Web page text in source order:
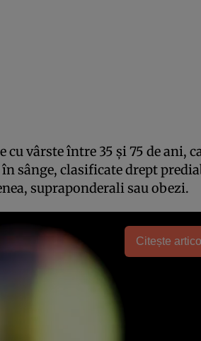
vârste între 35 și 75 de ani,
sânge, clasificate drept
supraponderali sau obezi.
Citește